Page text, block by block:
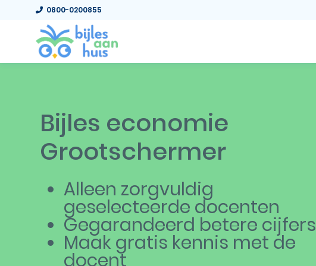
0800-0200855
Bijles economie
Grootschermer
Alleen zorgvuldig
geselecteerde docenten
Gegarandeerd betere cijfers
Maak gratis kennis met de
docent